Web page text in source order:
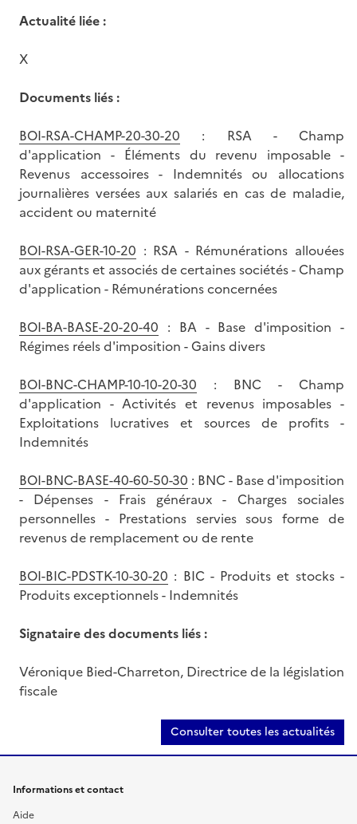
Actualité liée :
X
Documents liés :
BOI-RSA-CHAMP-20-30-20 : RSA - Champ
d'application - Éléments du revenu imposable -
Revenus accessoires - Indemnités ou allocations
journalières versées aux salariés en cas de maladie,
accident ou maternité
BOI-RSA-GER-10-20 : RSA - Rémunérations allouées
aux gérants et associés de certaines sociétés - Champ
d'application - Rémunérations concernées
BOI-BA-BASE-20-20-40 : BA - Base d'imposition -
Régimes réels d'imposition - Gains divers
BOI-BNC-CHAMP-10-10-20-30 : BNC - Champ
d'application - Activités et revenus imposables -
Exploitations lucratives et sources de profits -
Indemnités
BOI-BNC-BASE-40-60-50-30 : BNC - Base d'imposition
- Dépenses - Frais généraux - Charges sociales
personnelles - Prestations servies sous forme de
revenus de remplacement ou de rente
BOI-BIC-PDSTK-10-30-20 : BIC - Produits et stocks -
Produits exceptionnels - Indemnités
Signataire des documents liés :
Véronique Bied-Charreton, Directrice de la législation
fiscale
Consulter toutes les actualités
Informations et contact
Aide